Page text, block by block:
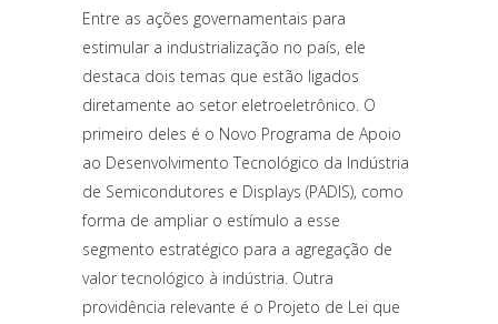
Entre as ações governamentais para
estimular a industrialização no país, ele
destaca dois temas que estão ligados
diretamente ao setor eletroeletrônico. O
primeiro deles é o Novo Programa de Apoio
ao Desenvolvimento Tecnológico da Indústria
de Semicondutores e Displays (PADIS), como
forma de ampliar o estímulo a esse
segmento estratégico para a agregação de
valor tecnológico à indústria. Outra
providência relevante é o Projeto de Lei que